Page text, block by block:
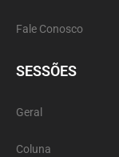
Fale Conosco
SESSÕES
Geral
Coluna